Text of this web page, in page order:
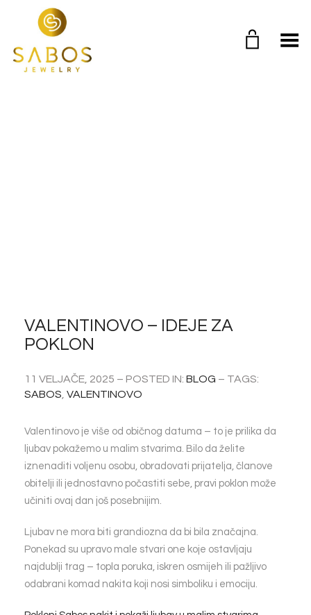
Toggle Menu
VALENTINOVO – IDEJE ZA
POKLON
11 VELJAČE, 2025 – POSTED IN: BLOG – TAGS:
SABOS VALENTINOVO
Valentinovo je više od običnog datuma – to je prilika da
ljubav pokažemo u malim stvarima. Bilo da želite
iznenaditi voljenu osobu, obradovati prijatelja, članove
obitelji ili jednostavno počastiti sebe, pravi poklon može
učiniti ovaj dan još posebnijim.
Ljubav ne mora biti grandiozna da bi bila značajna.
Ponekad su upravo male stvari one koje ostavljaju
najdublji trag – topla poruka, iskren osmijeh ili pažljivo
odabrani komad nakita koji nosi simboliku i emociju.